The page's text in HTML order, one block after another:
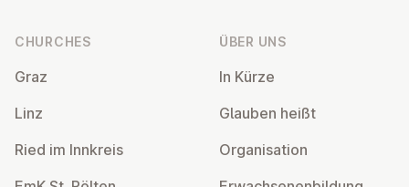
CHURCHES
Graz
Linz
Ried im Innkreis
ÜBER UNS
In Kürze
Glauben heißt
Or­gan­isa­tion